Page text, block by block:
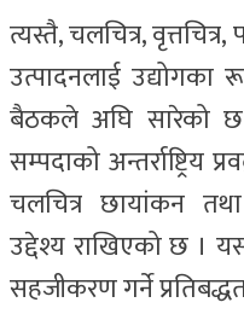
त्यस्तै, चलचित्र,
उत्पादनलाई उद्योगका
बैठकले अघि सारेको छ
सम्पदाको अन्तर्राष्ट्रिय
चलचित्र छायांकन
उद्देश्य राखिएको छ ।
सहजीकरण गर्ने